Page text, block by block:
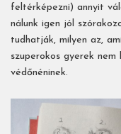
feltérképezni) annyit
nálunk igen jól
tudhatják, milyen az,
szuperokos gyerek
védőnéninek.